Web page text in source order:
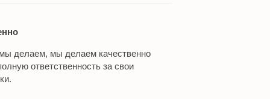
делаем, мы делаем качественно
ответственность за свои